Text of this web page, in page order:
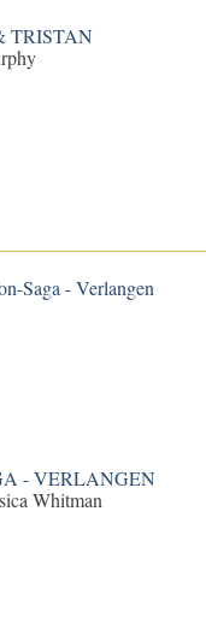
TRISTAN
- VERLANGEN
Whitman